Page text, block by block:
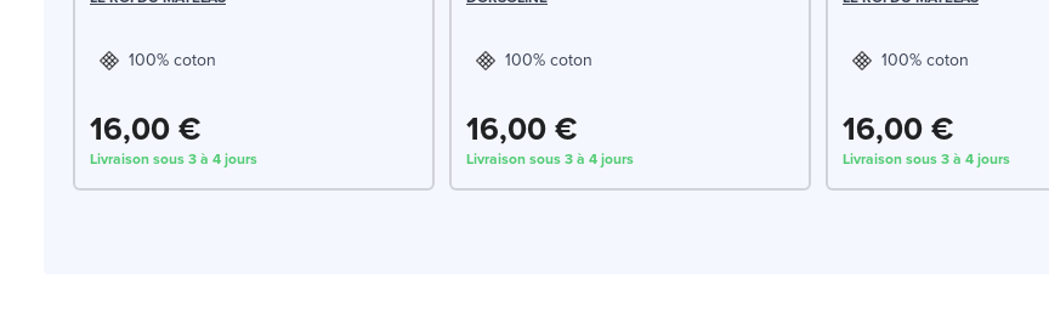
100% coton
16,00 €
Livraison sous 3 à 4 jours
100% coton
16,00 €
Livraison sous 3 à 4 jours
100% coton
16,00 €
Livraison sous 3 à 4 jours